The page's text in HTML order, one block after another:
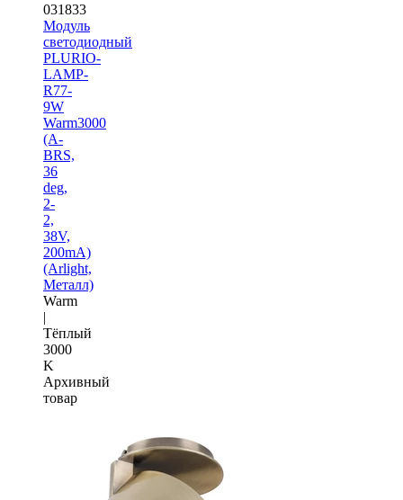
031833
Модуль
светодиодный
PLURIO-
LAMP-
R77-
9W
Warm3000
(A-
BRS,
36
deg,
2-
2,
38V,
200mA)
(Arlight,
Металл)
Warm
|
Тёплый
3000
K
Архивный
товар